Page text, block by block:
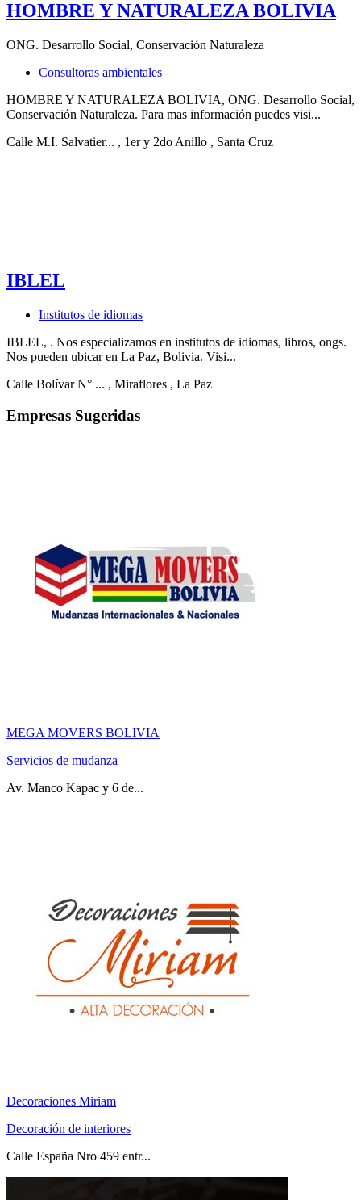
HOMBRE Y NATURALEZA BOLIVIA
ONG. Desarrollo Social, Conservación Naturaleza
Consultoras ambientales
HOMBRE Y NATURALEZA BOLIVIA, ONG. Desarrollo Social,
Conservación Naturaleza. Para mas información puedes visi...
Calle M.I. Salvatier... , 1er y 2do Anillo , Santa Cruz
IBLEL
Institutos de idiomas
IBLEL, . Nos especializamos en institutos de idiomas, libros, ongs.
Nos pueden ubicar en La Paz, Bolivia. Visi...
Calle Bolívar N° ... , Miraflores , La Paz
Empresas Sugeridas
MEGA MOVERS BOLIVIA
Servicios de mudanza
Av. Manco Kapac y 6 de...
Decoraciones Miriam
Decoración de interiores
Calle España Nro 459 entr...